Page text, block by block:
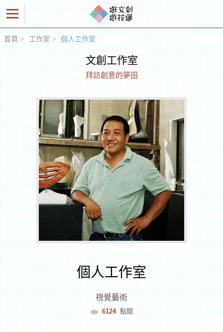
首頁 工作室 個人工作室
文創工作室
拜訪創意的夢田
個人工作室
視覺藝術
6124 點閱